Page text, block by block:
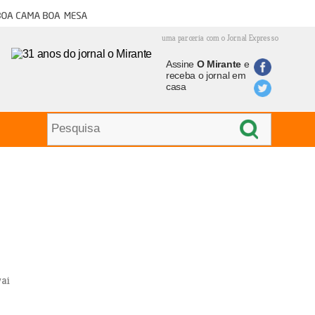
cama boa mesa
uma parceria com o Jornal Expresso
Assine O Mirantee
receba o jornal em
casa